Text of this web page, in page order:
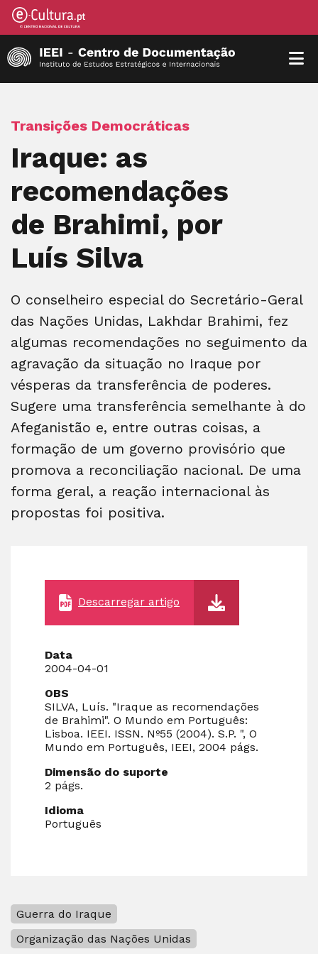
Transições Democráticas
Iraque: as
recomendações
de Brahimi, por
Luís Silva
O conselheiro especial do Secretário-Geral
das Nações Unidas, Lakhdar Brahimi, fez
algumas recomendações no seguimento da
agravação da situação no Iraque por
vésperas da transferência de poderes.
Sugere uma transferência semelhante à do
Afeganistão e, entre outras coisas, a
formação de um governo provisório que
promova a reconciliação nacional. De uma
forma geral, a reação internacional às
propostas foi positiva.
Descarregar artigo
Data
2004-04-01
OBS
SILVA, Luís. "Iraque as recomendações
de Brahimi". O Mundo em Português:
Lisboa. IEEI. ISSN. Nº55 (2004). S.P. ", O
Mundo em Português, IEEI, 2004 págs.
Dimensão do suporte
2 págs.
Idioma
Português
Guerra do Iraque
Organização das Nações Unidas